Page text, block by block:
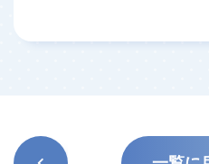
前の記